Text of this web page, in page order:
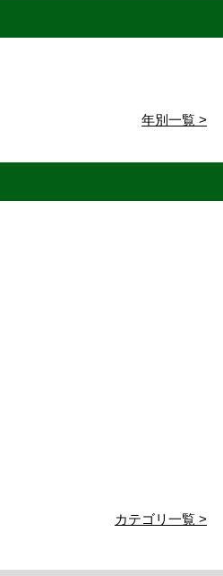
年別一覧 >
カテゴリ一覧 >